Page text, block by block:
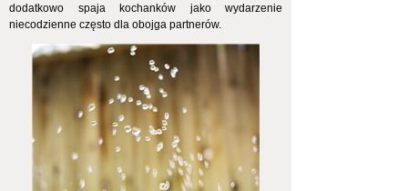
dodatkowo spaja kochanków jako wydarzenie
niecodzienne często dla obojga partnerów.